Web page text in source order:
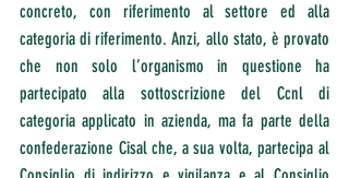
concreto, con riferimento al settore ed alla
categoria di riferimento. Anzi, allo stato, è provato
che non solo l’organismo in questione ha
partecipato alla sottoscrizione del Ccnl di
categoria applicato in azienda, ma fa parte della
confederazione Cisal che, a sua volta, partecipa al